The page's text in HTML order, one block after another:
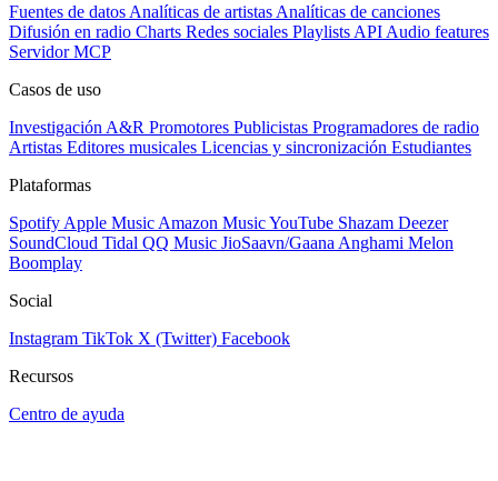
Fuentes de datos Analíticas de artistas Analíticas de canciones
Difusión en radio Charts Redes sociales Playlists API Audio features
Servidor MCP
Casos de uso
Investigación A&R Promotores Publicistas Programadores de radio
Artistas Editores musicales Licencias y sincronización Estudiantes
Plataformas
Spotify Apple Music Amazon MusicYouTube Shazam Deezer
SoundCloud Tidal QQ Music JioSaavn/Gaana Anghami Melon
Boomplay
Social
Instagram TikTok X (Twitter) Facebook
Recursos
Centro de ayuda